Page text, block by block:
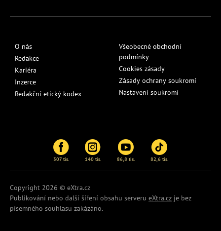
O nás
Redakce
Kariéra
Inzerce
Redakční etický kodex
Všeobecné obchodní
podmínky
Cookies zásady
Zásady ochrany soukromí
Nastavení soukromí
307 tis. 140 tis. 86,8 tis. 82,6 tis.
Copyright 2026 © eXtra.cz
Publikování nebo další šíření obsahu serveru eXtra.cz je bez
písemného souhlasu zakázáno.